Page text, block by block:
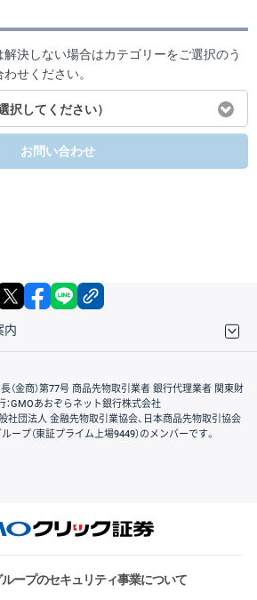
解決しない場合はカテゴリーをご選択のう
せください。
選択してください）
お問い合わせ
X facebook
内
て
（金商）第77号 商品先物取引業者 銀行代理業者 関東財
：GMOあおぞらネット銀行株式会社
社団法人 金融先物取引業協会、日本商品先物取引協会
ープ（東証プライム上場9449）のメンバーです。
ープのセキュリティ事業について